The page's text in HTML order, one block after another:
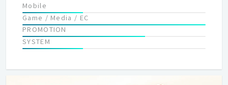
Mobile
Game / Media / EC
PROMOTION
SYSTEM